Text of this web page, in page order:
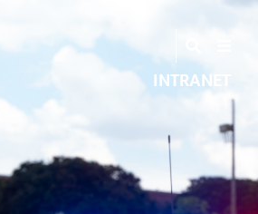
INTRANET